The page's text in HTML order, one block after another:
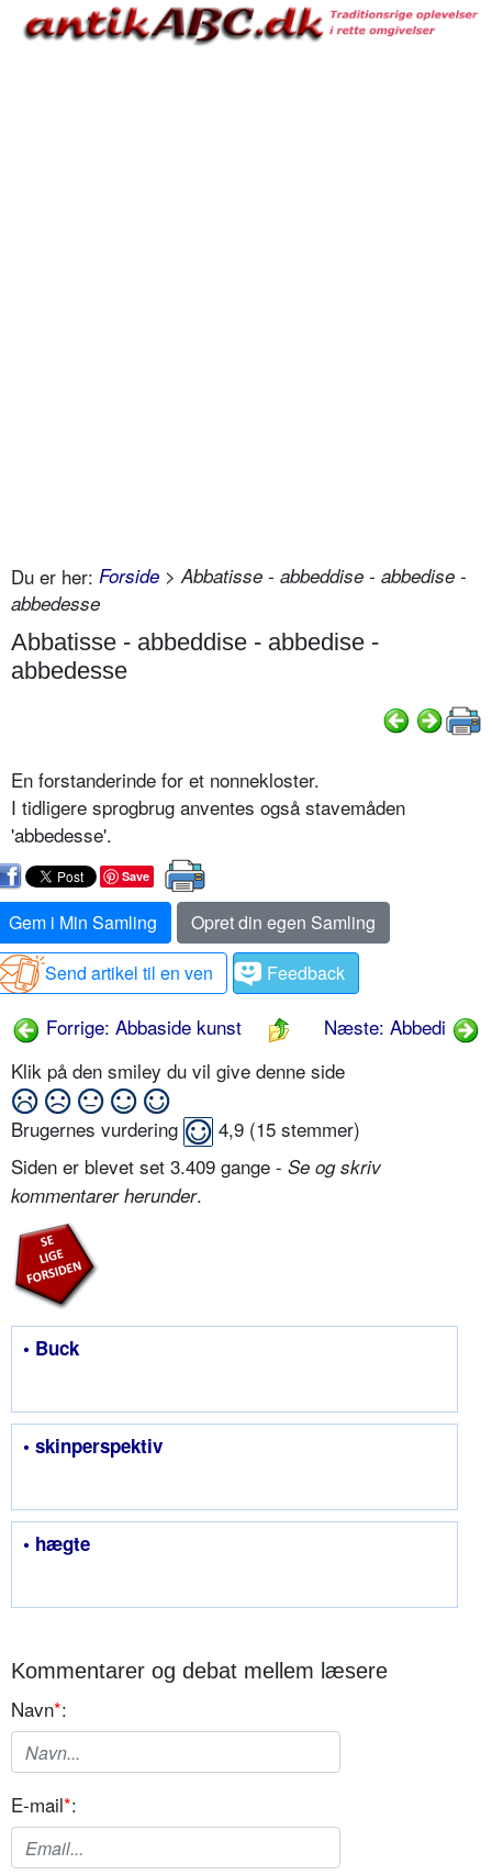
Du er her: Forside > Abbatisse - abbeddise - abbedise -
abbedesse
Abbatisse - abbeddise - abbedise -
abbedesse
En forstanderinde for et nonnekloster.
I tidligere sprogbrug anventes også stavemåden
'abbedesse'.
Save
Gem i Min Samling
Opret din egen Samling
Send artikel til en ven
Feedback
Forrige: Abbaside kunst
Næste: Abbedi
Klik på den smiley du vil give denne side
Brugernes vurdering 4,9 (15 stemmer)
Siden er blevet set 3.409 gange - Se og skriv
kommentarer herunder.
• Buck
• skinperspektiv
• hægte
Kommentarer og debat mellem læsere
Navn*:
E-mail*: